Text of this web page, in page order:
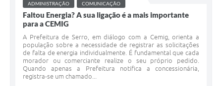
ADMINISTRAÇÃO COMUNICAÇÃO
Faltou Energia? A sua ligação é a mais importante
para a CEMIG
A Prefeitura de Serro, em diálogo com a Cemig, orienta a
população sobre a necessidade de registrar as solicitações
de falta de energia individualmente. É fundamental que cada
morador ou comerciante realize o seu próprio pedido.
Quando apenas a Prefeitura notifica a concessionária,
registra-se um chamado...